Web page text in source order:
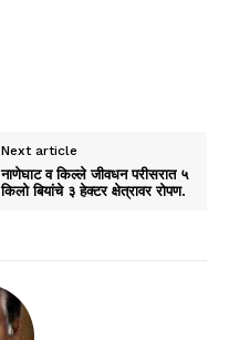
Next article
नाणेघाट व किल्ले जीवधन परीसरात ५
किलो बियांचे ३ हेक्टर क्षेत्रावर रोपण.